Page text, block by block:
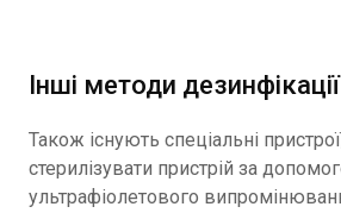
Інші методи
Також існують спеціальні
стерилізувати пристрій за
ультрафіолетового